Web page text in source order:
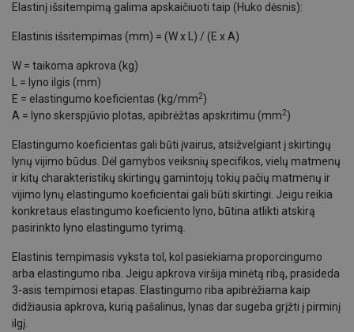
Elastinį išsitempimą galima apskaičiuoti taip (Huko dėsnis):
Elastinis išsitempimas (mm) = (W x L) / (E x A)
W = taikoma apkrova (kg)
L = lyno ilgis (mm)
E = elastingumo koeficientas (kg/mm2)
A = lyno skerspjūvio plotas, apibrėžtas apskritimu (mm2)
Elastingumo koeficientas gali būti įvairus, atsižvelgiant į skirtingų
lynų vijimo būdus. Dėl gamybos veiksnių specifikos, vielų matmenų
ir kitų charakteristikų skirtingų gamintojų tokių pačių matmenų ir
vijimo lynų elastingumo koeficientai gali būti skirtingi. Jeigu reikia
konkretaus elastingumo koeficiento lyno, būtina atlikti atskirą
pasirinkto lyno elastingumo tyrimą.
Elastinis tempimasis vyksta tol, kol pasiekiama proporcingumo
arba elastingumo riba. Jeigu apkrova viršija minėtą ribą, prasideda
3-asis tempimosi etapas. Elastingumo riba apibrėžiama kaip
didžiausia apkrova, kurią pašalinus, lynas dar sugeba grįžti į pirminį
ilgį.